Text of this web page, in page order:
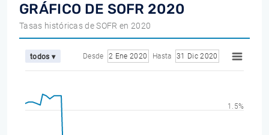
GRÁFICO DE SOFR 2020
Tasas históricas de SOFR en 2020
todos ▾ Desde 2 Ene 2020 Hasta 31 Dic 2020
1.5%